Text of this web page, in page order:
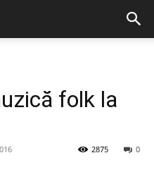
folk la
0
2875